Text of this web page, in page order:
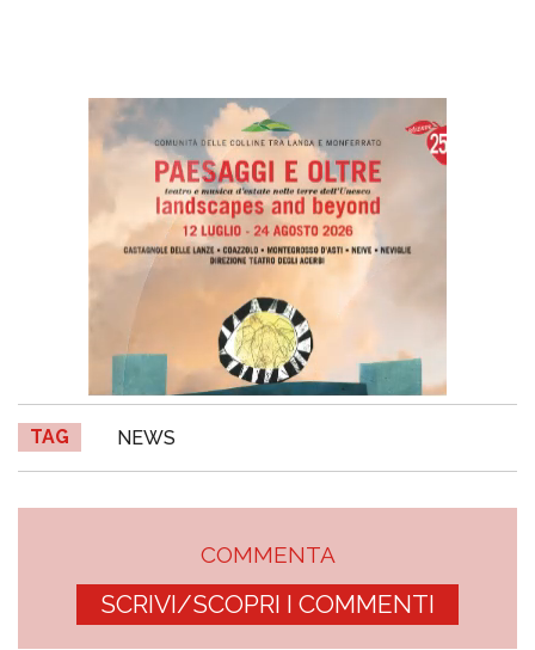
TAG NEWS
COMMENTA
SCRIVI/SCOPRI I COMMENTI